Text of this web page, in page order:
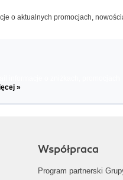
o aktualnych promocjach,
»
Współpraca
Program partnerski